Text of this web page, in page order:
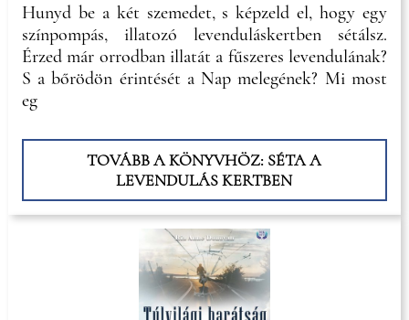
Hunyd be a két szemedet, s képzeld el, hogy egy
színpompás, illatozó levenduláskertben sétálsz.
Érzed már orrodban illatát a fűszeres levendulának?
S a bőrödön érintését a Nap melegének? Mi most
eg
TOVÁBB A KÖNYVHÖZ: SÉTA A
LEVENDULÁS KERTBEN